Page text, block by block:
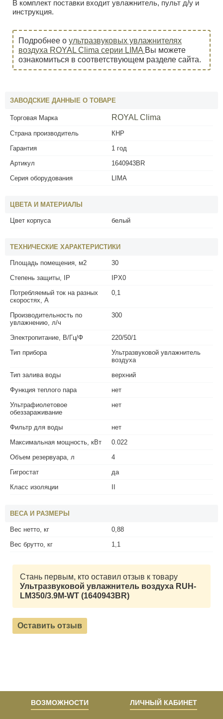
В комплект поставки входит увлажнитель, пульт д/у и
инструкция.
Подробнее о ультразвуковых увлажнителях
воздуха ROYAL Clima серии LIMA Вы можете
ознакомиться в соответствующем разделе сайта.
ЗАВОДСКИЕ ДАННЫЕ О ТОВАРЕ
Торговая Марка ROYAL Clima
Страна производитель
КНР
Гарантия
1 год
Артикул
1640943BR
Серия оборудования
LIMA
ЦВЕТА И МАТЕРИАЛЫ
Цвет корпуса белый
ТЕХНИЧЕСКИЕ ХАРАКТЕРИСТИКИ
Площадь помещения, м2
30
Степень защиты, IP
IPX0
Потребляемый ток на разных
скоростях, А
0,1
Производительность по
увлажнению, л/ч
300
Электропитание, В/Гц/Ф
220/50/1
Тип прибора
Ультразвуковой увлажнитель
воздуха
Тип залива воды
верхний
Функция теплого пара
нет
Ультрафиолетовое
обеззараживание
нет
Фильтр для воды
нет
Максимальная мощность, кВт
0.022
Объем резервуара, л
4
Гигростат
да
Класс изоляции
II
ВЕСА И РАЗМЕРЫ
Вес нетто, кг
0,88
Вес брутто, кг
1,1
Стань первым, кто оставил отзыв к товару
Ультразвуковой увлажнитель воздуха RUH-
LM350/3.9M-WT (1640943BR)
Оставить отзыв
ВОЗМОЖНОСТИ ЛИЧНЫЙ КАБИНЕТ